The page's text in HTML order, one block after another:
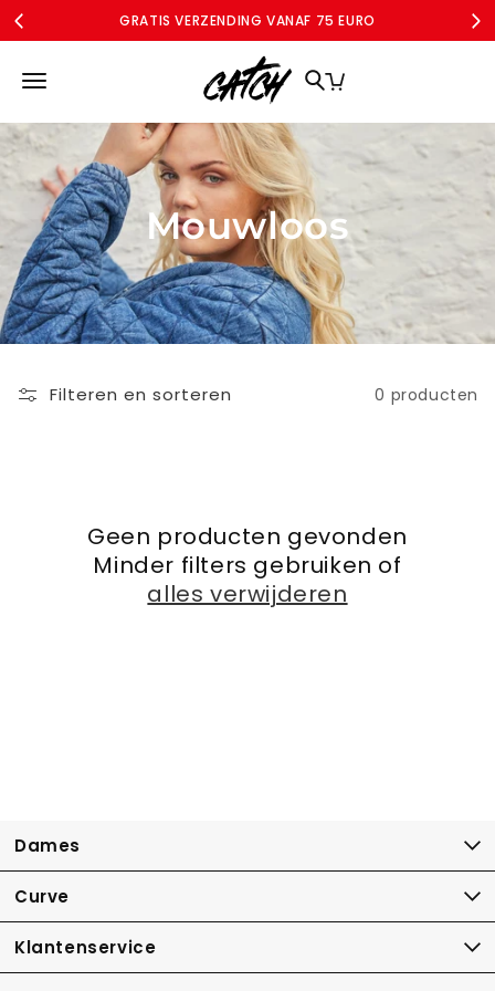
content
GRATIS VERZENDING VANAF 75 EURO
MERKEN
SALE
ACCOUNT
Mouwloos
Filteren en sorteren 0 producten
Geen producten gevonden
Minder filters gebruiken of
alles verwijderen
Dames
Curve
Klantenservice